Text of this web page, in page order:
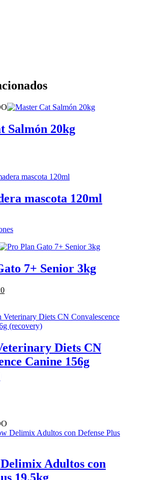
Salmón 20kg
mascota 120ml
Este
tiene
variantes.
Las
en
la
de
producto
7+ Senior 3kg
El
es:
$ 29.120.
Diets CN
Canine 156g
Adultos con
19.5kg